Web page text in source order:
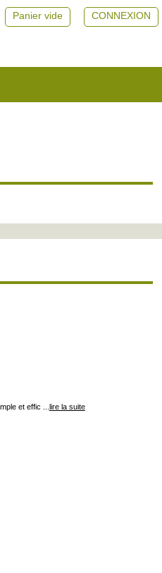
CONNEXION
Panier vide
et effic ... lire la suite